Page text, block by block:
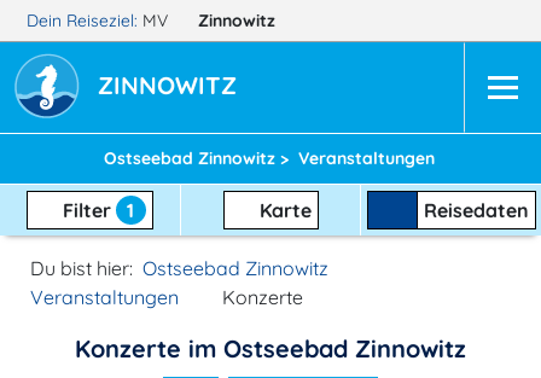
Dein Reiseziel: MV Zinnowitz
ZINNOWITZ
Ostseebad Zinnowitz > Veranstaltungen
Filter 1 Karte Reisedaten
Du bist hier: Ostseebad Zinnowitz
Veranstaltungen
Konzerte
Konzerte im Ostseebad Zinnowitz